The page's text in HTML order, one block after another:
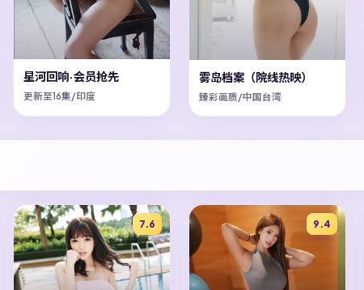
星河回响·会员抢先
更新至16集/印度
雾岛档案（院线热映）
臻彩画质/中国台湾
7.6 9.4